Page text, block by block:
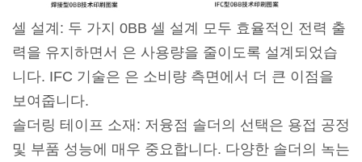
셀 설계: 두 가지 0BB 셀 설계 모두 효율적인 전력 출
력을 유지하면서 은 사용량을 줄이도록 설계되었습
니다. IFC 기술은 은 소비량 측면에서 더 큰 이점을
보여줍니다.
솔더링 테이프 소재: 저융점 솔더의 선택은 용접 공정
및 부품 성능에 매우 중요합니다. 다양한 솔더의 녹는